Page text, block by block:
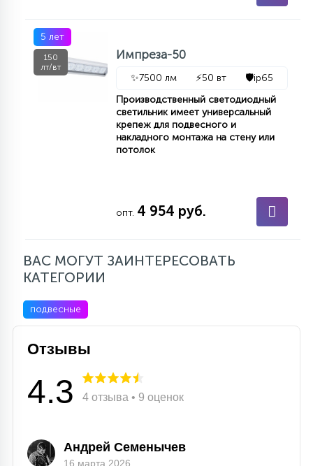
5 лет
150
лт/вт
Импреза-50
✨7500 лм ⚡50 вт 🛡️ip65
Производственный светодиодный
светильник имеет универсальный
крепеж для подвесного и
накладного монтажа на стену или
потолок
опт. 4 954 руб.
ВАС МОГУТ ЗАИНТЕРЕСОВАТЬ
КАТЕГОРИИ
подвесные
Отзывы
4.3 4 отзыва • 9 оценок
Андрей Семенычев
16 марта 2026